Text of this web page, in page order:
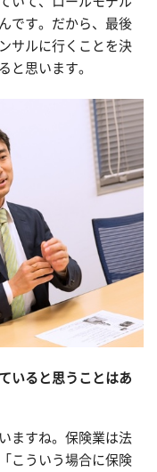
です。だから、最後
サルに行くことを決
と思います。
いると思うことはあ
ますね。保険業は法
こういう場合に保険